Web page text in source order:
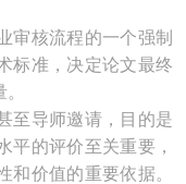
审核流程的一个强制
标准，决定论文最终
至导师邀请，目的是
平的评价至关重要，
和价值的重要依据。